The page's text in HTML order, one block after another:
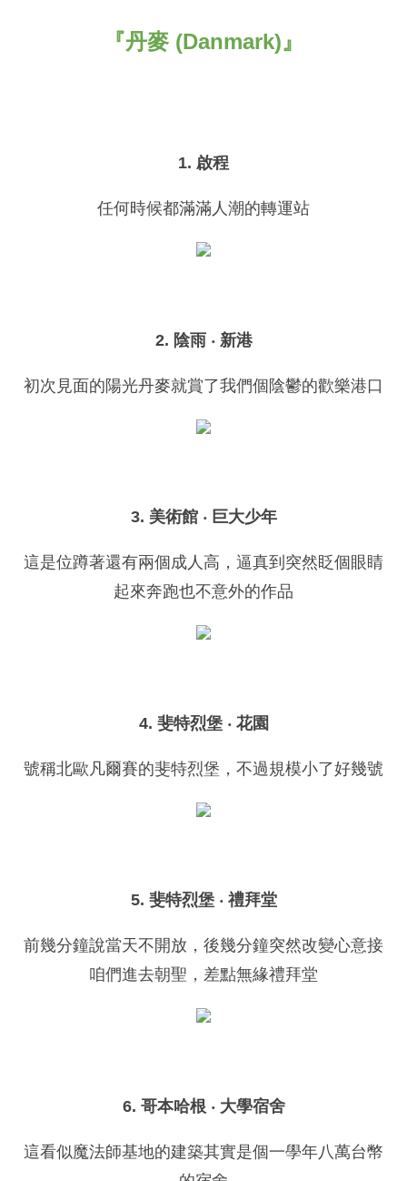
『丹麥 (Danmark)』
1. 啟程
任何時候都滿滿人潮的轉運站
2. 陰雨 ‧ 新港
初次見面的陽光丹麥就賞了我們個陰鬱的歡樂港口
3. 美術館 ‧ 巨大少年
這是位蹲著還有兩個成人高，逼真到突然眨個眼睛
起來奔跑也不意外的作品
4. 斐特烈堡 ‧ 花園
號稱北歐凡爾賽的斐特烈堡，不過規模小了好幾號
5. 斐特烈堡 ‧ 禮拜堂
前幾分鐘說當天不開放，後幾分鐘突然改變心意接
咱們進去朝聖，差點無緣禮拜堂
6. 哥本哈根 ‧ 大學宿舍
這看似魔法師基地的建築其實是個一學年八萬台幣